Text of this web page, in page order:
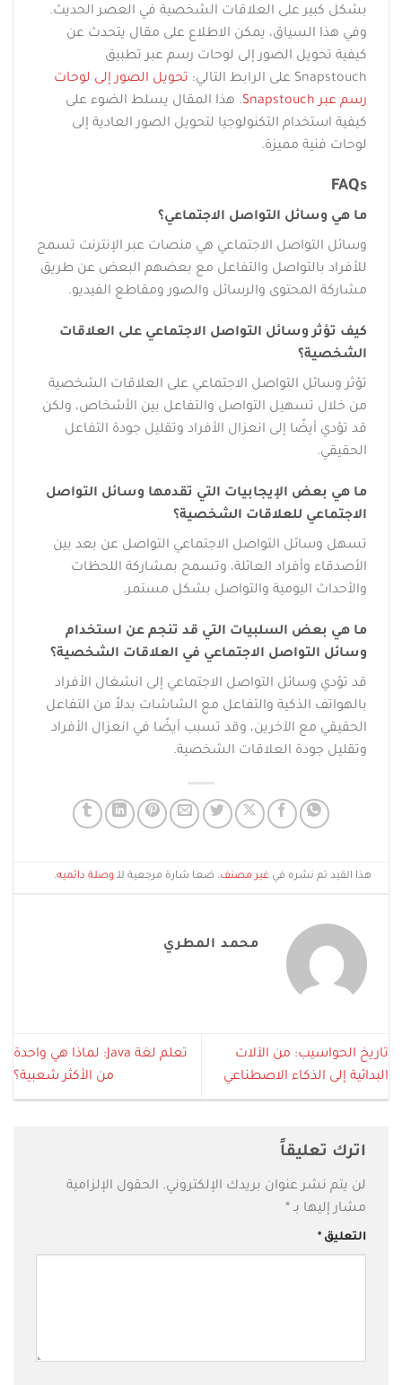
بشكل كبير على العلاقات الشخصية في العصر الحديث.
وفي هذا السياق، يمكن الاطلاع على مقال يتحدث عن
كيفية تحويل الصور إلى لوحات رسم عبر تطبيق
Snapstouch على الرابط التالي:
تحويل الصور إلى لوحات
رسم عبر Snapstouch
. هذا المقال يسلط الضوء على
كيفية استخدام التكنولوجيا لتحويل الصور العادية إلى
لوحات فنية مميزة.
FAQs
ما هي وسائل التواصل الاجتماعي؟
وسائل التواصل الاجتماعي هي منصات عبر الإنترنت تسمح
للأفراد بالتواصل والتفاعل مع بعضهم البعض عن طريق
مشاركة المحتوى والرسائل والصور ومقاطع الفيديو.
كيف تؤثر وسائل التواصل الاجتماعي على العلاقات
الشخصية؟
تؤثر وسائل التواصل الاجتماعي على العلاقات الشخصية
من خلال تسهيل التواصل والتفاعل بين الأشخاص، ولكن
قد تؤدي أيضًا إلى انعزال الأفراد وتقليل جودة التفاعل
الحقيقي.
ما هي بعض الإيجابيات التي تقدمها وسائل التواصل
الاجتماعي للعلاقات الشخصية؟
تسهل وسائل التواصل الاجتماعي التواصل عن بعد بين
الأصدقاء وأفراد العائلة، وتسمح بمشاركة اللحظات
والأحداث اليومية والتواصل بشكل مستمر.
ما هي بعض السلبيات التي قد تنجم عن استخدام
وسائل التواصل الاجتماعي في العلاقات الشخصية؟
قد تؤدي وسائل التواصل الاجتماعي إلى انشغال الأفراد
بالهواتف الذكية والتفاعل مع الشاشات بدلاً من التفاعل
الحقيقي مع الآخرين، وقد تسبب أيضًا في انعزال الأفراد
وتقليل جودة العلاقات الشخصية.
هذا القيد تم نشره فيغير مصنف. ضعا شارة مرجعية للـوصلة دائميه.
محمد المطري
تاريخ الحواسيب: من الآلات
البدائية إلى الذكاء الاصطناعي
تعلم لغة Java: لماذا هي واحدة
من الأكثر شعبية؟
اترك تعليقاً
لن يتم نشر عنوان بريدك الإلكتروني. الحقول الإلزامية
مشار إليها بـ *
التعليق*